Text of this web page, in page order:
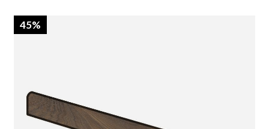
45%